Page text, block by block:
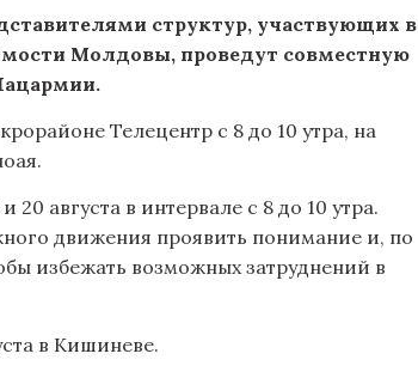
структур, участвующих в
Молдовы, проведут совместную
Телецентр с 8 до 10 утра, на
августа в интервале с 8 до 10 утра.
движения проявить понимание и, по
избежать возможных затруднений в
в Кишиневе.